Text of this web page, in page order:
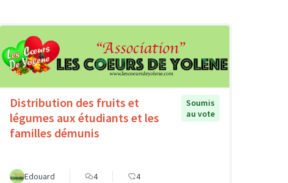
Distribution des fruits et
légumes aux étudiants et les
familles démunis
Soumis
au vote
Edouard 4 4